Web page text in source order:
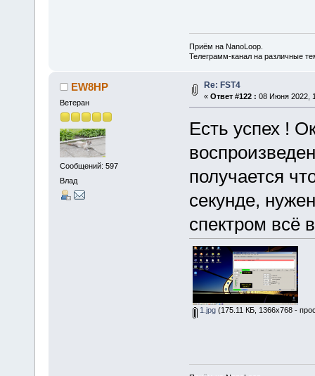
Приём на NanoLoop.
Телеграмм-канал на различные
EW8HP
Ветеран
Сообщений: 597
Влад
Re: FST4
« Ответ #122 : 08 Июня 2022,
Есть успех !
получается
секунде,
спектром всё
1.jpg(175.11 КБ, 1366x768 -